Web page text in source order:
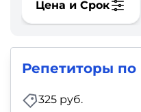
Цена и Срок
Репетиторы по
325 руб.
аудио